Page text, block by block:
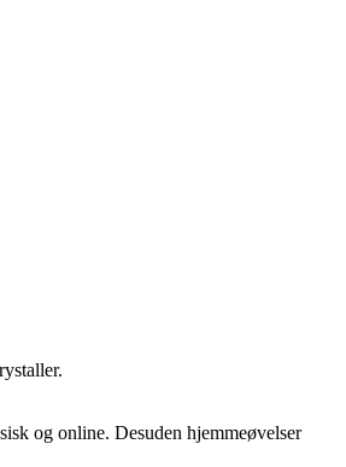
og online. Desuden hjemmeøvelser